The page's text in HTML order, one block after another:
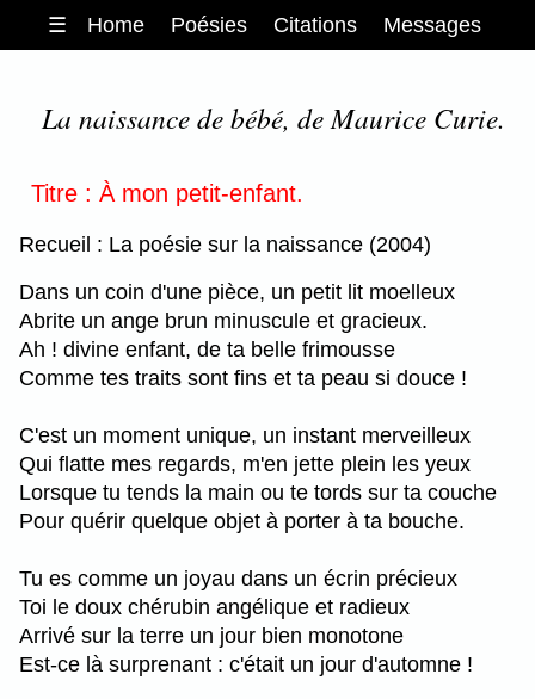
☰ Home Poésies Citations Messages
La naissance de bébé, de Maurice Curie.
Titre : À mon petit-enfant.
Recueil : La poésie sur la naissance (2004)
Dans un coin d'une pièce, un petit lit moelleux
Abrite un ange brun minuscule et gracieux.
Ah ! divine enfant, de ta belle frimousse
Comme tes traits sont fins et ta peau si douce !
C'est un moment unique, un instant merveilleux
Qui flatte mes regards, m'en jette plein les yeux
Lorsque tu tends la main ou te tords sur ta couche
Pour quérir quelque objet à porter à ta bouche.
Tu es comme un joyau dans un écrin précieux
Toi le doux chérubin angélique et radieux
Arrivé sur la terre un jour bien monotone
Est-ce là surprenant : c'était un jour d'automne !